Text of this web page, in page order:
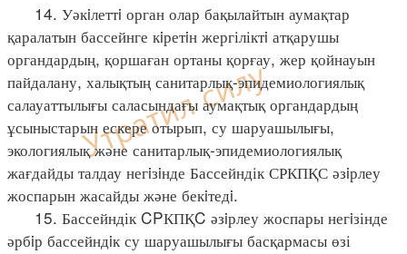
14. Уәкiлеттi орган олар бақылайтын аумақтар
қаралатын бассейнге кiретiн жергіліктi атқарушы
органдардың, қоршаған ортаны қорғау, жер қойнауын
пайдалану, халықтың санитарлық-эпидемиологиялық
салауаттылығы саласындағы аумақтық органдардың
ұсыныстарын ескере отырып, су шаруашылығы,
экологиялық және санитарлық-эпидемиологиялық
жағдайды талдау негiзiнде Бассейндік СРКПҚС әзiрлеу
жоспарын жасайды және бекiтедi.
15. Бассейндік CPКПҚC әзiрлеу жоспары негiзінде
әрбiр бассейндiк су шаруашылығы басқармасы өзі